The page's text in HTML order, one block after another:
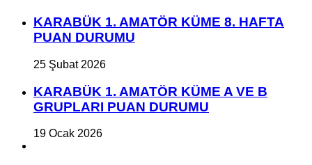
KARABÜK 1. AMATÖR KÜME 8. HAFTA
PUAN DURUMU
25 Şubat 2026
KARABÜK 1. AMATÖR KÜME A VE B
GRUPLARI PUAN DURUMU
19 Ocak 2026